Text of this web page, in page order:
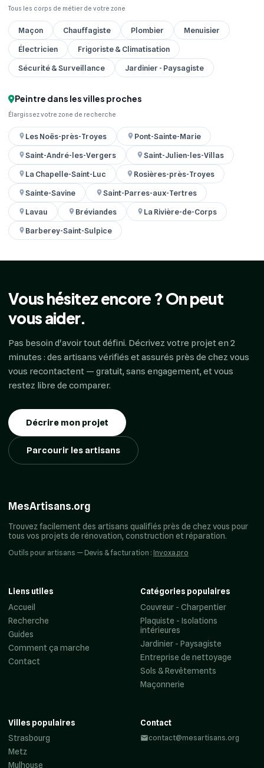
Tous les corps de métier de votre zone
Maçon Chauffagiste Plombier
Menuisier
Électricien
Frigoriste & Climatisation
Sécurité & Surveillance
Jardinier - Paysagiste
Peintre dans les villes proches
Élargissez votre zone de recherche
Les Noës-près-Troyes
Pont-Sainte-Marie
Saint-André-les-Vergers
Saint-Julien-les-Villas
La Chapelle-Saint-Luc
Rosières-près-Troyes
Sainte-Savine
Saint-Parres-aux-Tertres
Lavau
Bréviandes
La Rivière-de-Corps
Barberey-Saint-Sulpice
Vous hésitez encore ? On peut
vous aider.
Pas besoin d'avoir tout défini. Décrivez votre projet en 2
minutes : des artisans vérifiés et assurés près de chez vous
vous recontactent — gratuit, sans engagement, et vous
restez libre de comparer.
Décrire mon projet
Parcourir les artisans
MesArtisans.org
Trouvez facilement des artisans qualifiés près de chez vous pour
tous vos projets de rénovation, construction et réparation.
Outils pour artisans — Devis & facturation : Invoxa.pro
Liens utiles
Accueil
Recherche
Guides
Comment ça marche
Contact
Catégories populaires
Couvreur - Charpentier
Plaquiste - Isolations
intérieures
Jardinier - Paysagiste
Entreprise de nettoyage
Sols & Revêtements
Maçonnerie
Villes populaires
Strasbourg
Metz
Mulhouse
Contact
contact@mesartisans.org